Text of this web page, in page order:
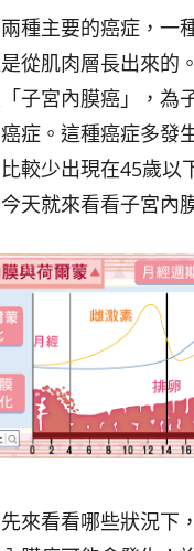
種主要的癌症，一
從肌肉層長出來的
子宮內膜癌」，為
症。這種癌症多發
較少出現在45歲以
天就來看看子宮內
來看看哪些狀況下